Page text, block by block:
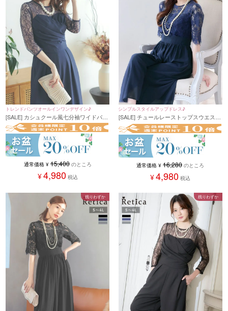
トレンドパンツオールインワンデザイン♪
[SALE] カシュクール風七分袖ワイドパン
ツオールインワンパーティードレス (Sサ
イズ～4Lサイズ) (小澤美里)
通常価格 ¥ 15,400 のところ
¥4,980 税込
シンプルスタイルアップドレス♪
[SALE] チュールレーストップスウエスト
切替シフォンワイドパンツパーティード
レス (Sサイズ～4Lサイズ) (小澤美里)
[Retica/レティカ]
通常価格 ¥ 16,280 のところ
¥4,980 税込
残りわずか 残りわずか